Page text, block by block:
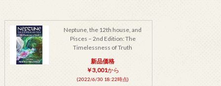
Neptune, the 12th house, and
Pisces – 2nd Edition: The
Timelessness of Truth
新品価格
￥3,001から
(2022/6/30 18:22時点)